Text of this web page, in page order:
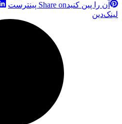
آن را پین کنیدShare on پینترست
لینک‌دین